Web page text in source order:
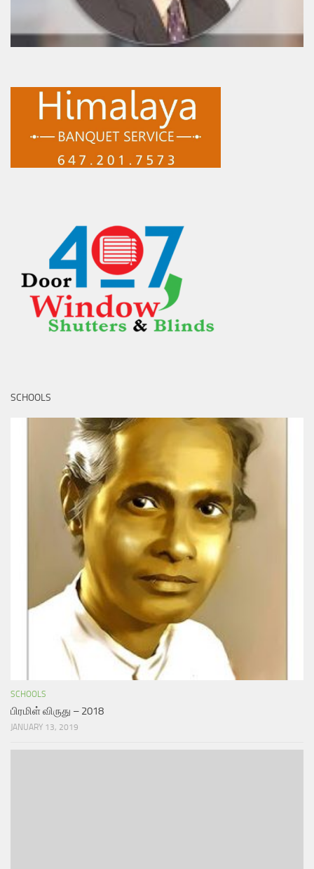
SCHOOLS
SCHOOLS
பிரமிள் விருது – 2018
JANUARY 13, 2019